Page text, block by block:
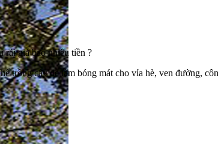
rái giá bao nhiêu tiền ?
trồng cây để làm bóng mát cho vỉa hè, ven đường,